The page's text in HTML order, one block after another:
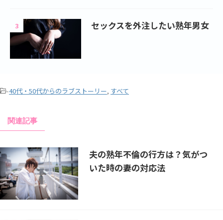
3 セックスを外注したい熟年男女
-40代・50代からのラブストーリー, すべて
関連記事
夫の熟年不倫の行方は？気がつ
いた時の妻の対応法